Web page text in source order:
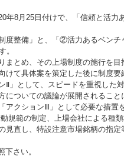
8月25日付けで、「信頼と活力
整備」と、「②活力あるベンチ
。
とめ、その上場制度の施行を目
て具体案を策定した後に制度
Ⅱ」として、スピードを重視した
ついての議論が展開されること
アクションⅢ」として必要な措置
規範の制定、上場会社による種
見直し、特設注意市場銘柄の指
さい。